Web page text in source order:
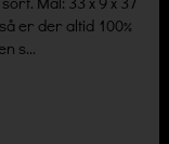
er der altid 100%
s...